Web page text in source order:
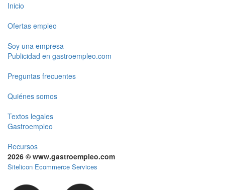
Inicio
Ofertas empleo
Soy una empresa
Publicidad en gastroempleo.com
Preguntas frecuentes
Quiénes somos
Textos legales
Gastroempleo
Recursos
2026 © www.gastroempleo.com
Sitelicon Ecommerce Services